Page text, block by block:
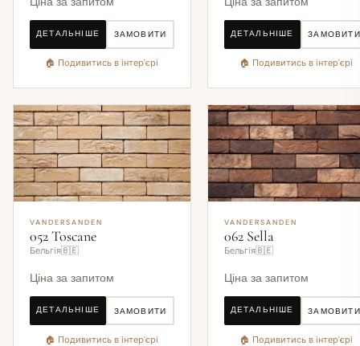
ДЕТАЛЬНІШЕ ЗАМОВИТИ
🏠 Подивитись в інтер'єрі
ДЕТАЛЬНІШЕ ЗАМОВИТИ
🏠 Подивитись в інтер'єрі
VANDERSANDEN
052 Toscane
Бельгія🇧🇪
Ціна за запитом
ДЕТАЛЬНІШЕ ЗАМОВИТИ
🏠 Подивитись в інтер'єрі
VANDERSANDEN
062 Sella
Бельгія🇧🇪
Ціна за запитом
ДЕТАЛЬНІШЕ ЗАМОВИТИ
🏠 Подивитись в інтер'єрі